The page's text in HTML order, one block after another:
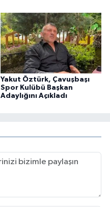
Yakut Öztürk, Çavuşbaşı
Spor Kulübü Başkan
Adaylığını Açıkladı